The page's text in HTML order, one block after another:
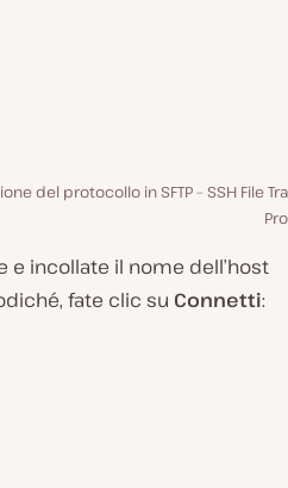
del protocollo in SFTP – SSH File
e incollate il nome dell’host
fate clic su Connetti: